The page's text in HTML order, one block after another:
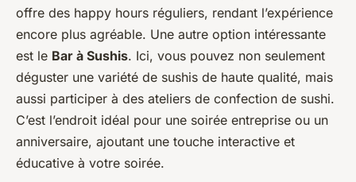
offre des happy hours réguliers, rendant l’expérience
encore plus agréable. Une autre option intéressante
est le Bar à Sushis. Ici, vous pouvez non seulement
déguster une variété de sushis de haute qualité, mais
aussi participer à des ateliers de confection de sushi.
C’est l’endroit idéal pour une soirée entreprise ou un
anniversaire, ajoutant une touche interactive et
éducative à votre soirée.